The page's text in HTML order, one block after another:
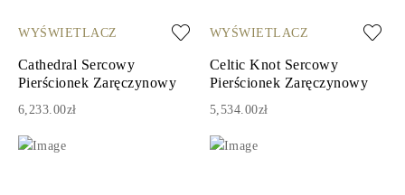
WYŚWIETLACZ
Cathedral Sercowy
Pierścionek Zaręczynowy
6,233.00zł
WYŚWIETLACZ
Celtic Knot Sercowy
Pierścionek Zaręczynowy
5,534.00zł